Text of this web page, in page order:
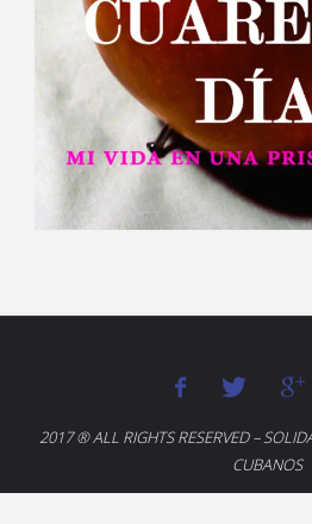
2017 ® ALL RIGHTS RESERVED –
CUBANOS